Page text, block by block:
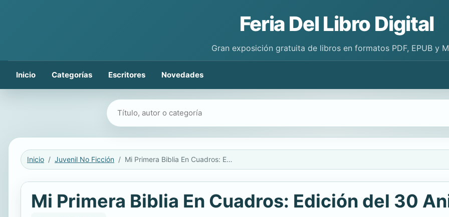
Feria Del Libro Digital
Gran exposición gratuita de libros en formatos PDF, EPUB y
Inicio Categorías Escritores Novedades
Buscar libros
Inicio Juvenil No Ficción Mi Primera Biblia En Cuadros: Edición del 30 Aniversario
Mi Primera Biblia En Cuadros: Edición del 30